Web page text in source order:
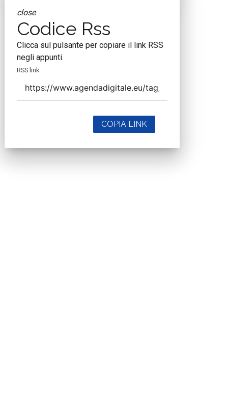
close
Codice Rss
Clicca sul pulsante per copiare il link RSS
negli appunti.
RSS link
COPIA LINK